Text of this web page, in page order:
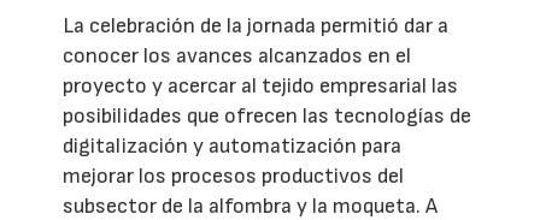
La celebración de la jornada permitió dar a
conocer los avances alcanzados en el
proyecto y acercar al tejido empresarial las
posibilidades que ofrecen las tecnologías de
digitalización y automatización para
mejorar los procesos productivos del
subsector de la alfombra y la moqueta. A